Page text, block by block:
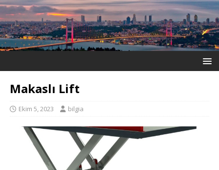
Makaslı Lift
Ekim 5, 2023 bilgia